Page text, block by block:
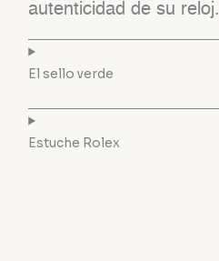
autenticidad de su reloj.
El sello verde
Estuche Rolex